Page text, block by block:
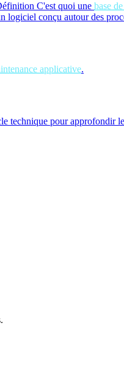
C'est quoi une base
logiciel conçu autour des
applicative.
technique pour approfondir